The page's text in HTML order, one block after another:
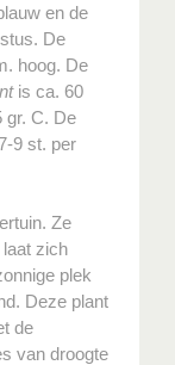
en de
De
hoog. De
is ca. 60
gr. C. De
9 st. per
Ze
laat zich
plek
Deze plant
de
van droogte